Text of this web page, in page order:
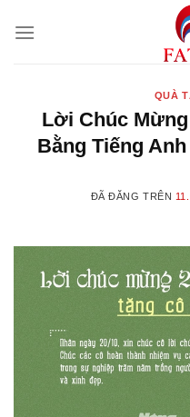
đến
QUÀ
Lời Chúc
Bằng Tiếng
ĐÃ ĐĂNG TRÊN